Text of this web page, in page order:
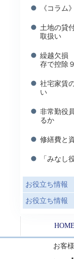
《コラム
土地の貸
取扱い
繰越欠損
存で控除
社宅家賃
い
非常勤役
るか
修繕費と
「みなし
お役立ち情報
お役立ち情報
HOME
お客